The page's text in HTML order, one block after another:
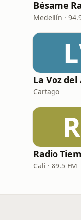
Bésame
Medellín ·
La Voz
Cartago
Radio
Cali · 89.5 FM